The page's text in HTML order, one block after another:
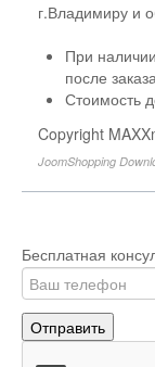
г.Владимиру и
При
после
Стоимость
Copyright
JoomShopping
Бесплатная
Отправить